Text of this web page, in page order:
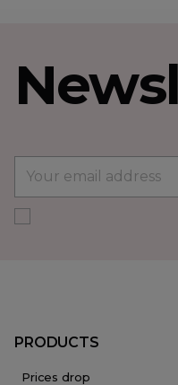
PRODUCTS
Prices drop